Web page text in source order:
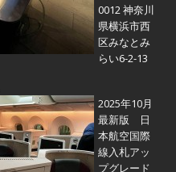
0012 神奈川
県横浜市西
区みなとみ
らい6-2-13
2025年10月
最新版 日
本航空国際
線入札アッ
プグレード